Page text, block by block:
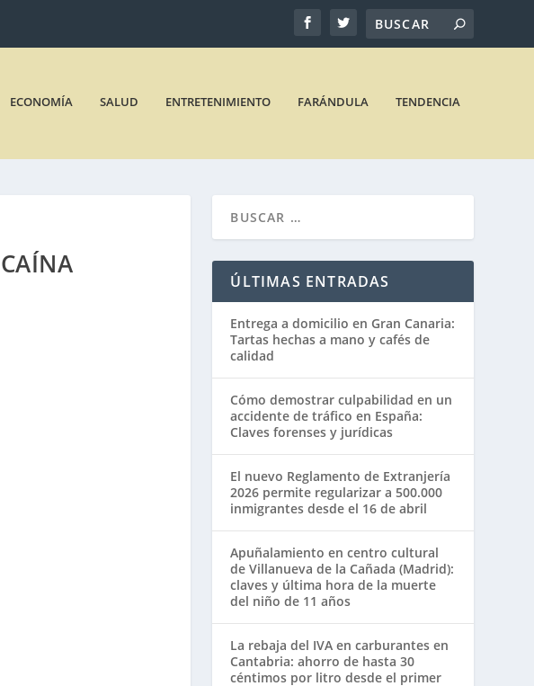
ECONOMÍA SALUD ENTRETENIMIENTO FARÁNDULA TENDENCIA
ÚLTIMAS ENTRADAS
Entrega a domicilio en Gran Canaria:
Tartas hechas a mano y cafés de
calidad
Cómo demostrar culpabilidad en un
accidente de tráfico en España:
Claves forenses y jurídicas
El nuevo Reglamento de Extranjería
2026 permite regularizar a 500.000
inmigrantes desde el 16 de abril
Apuñalamiento en centro cultural
de Villanueva de la Cañada (Madrid):
claves y última hora de la muerte
del niño de 11 años
La rebaja del IVA en carburantes en
Cantabria: ahorro de hasta 30
céntimos por litro desde el primer